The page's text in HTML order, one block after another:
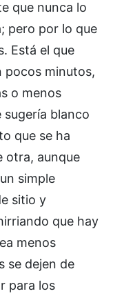
que nunca lo
pero por lo que
Está el que
pocos minutos,
o menos
sugería blanco
que se ha
otra, aunque
simple
sitio y
que hay
menos
se dejen de
para los